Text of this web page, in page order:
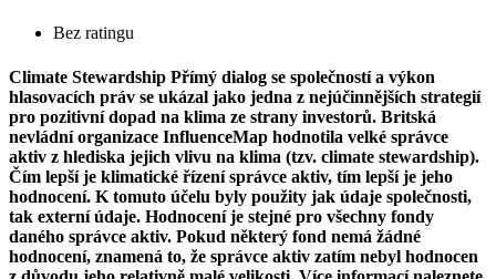
Bez ratingu
Climate Stewardship Přímý dialog se společností a výkon
hlasovacích práv se ukázal jako jedna z nejúčinnějších strategií
pro pozitivní dopad na klima ze strany investorů. Britská
nevládní organizace InfluenceMap hodnotila velké správce
aktiv z hlediska jejich vlivu na klima (tzv. climate stewardship).
Čím lepší je klimatické řízení správce aktiv, tím lepší je jeho
hodnocení. K tomuto účelu byly použity jak údaje společnosti,
tak externí údaje. Hodnocení je stejné pro všechny fondy
daného správce aktiv. Pokud některý fond nemá žádné
hodnocení, znamená to, že správce aktiv zatím nebyl hodnocen